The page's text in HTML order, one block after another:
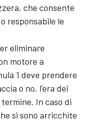
che consente
responsabile le
eliminare
motore a
1 deve prendere
o no, l'era dei
In caso di
si sono arricchite